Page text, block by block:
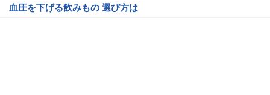
血圧を下げる飲みもの 選び方は